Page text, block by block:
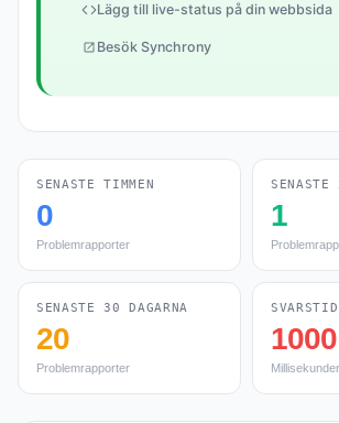
Lägg till live-status på din webbsida
Besök Synchrony
SENASTE TIMMEN
0
Problemrapporter
SENASTE
1
SENASTE 30 DAGARNA
20
Problemrapporter
SVARSTID
Millisekunder